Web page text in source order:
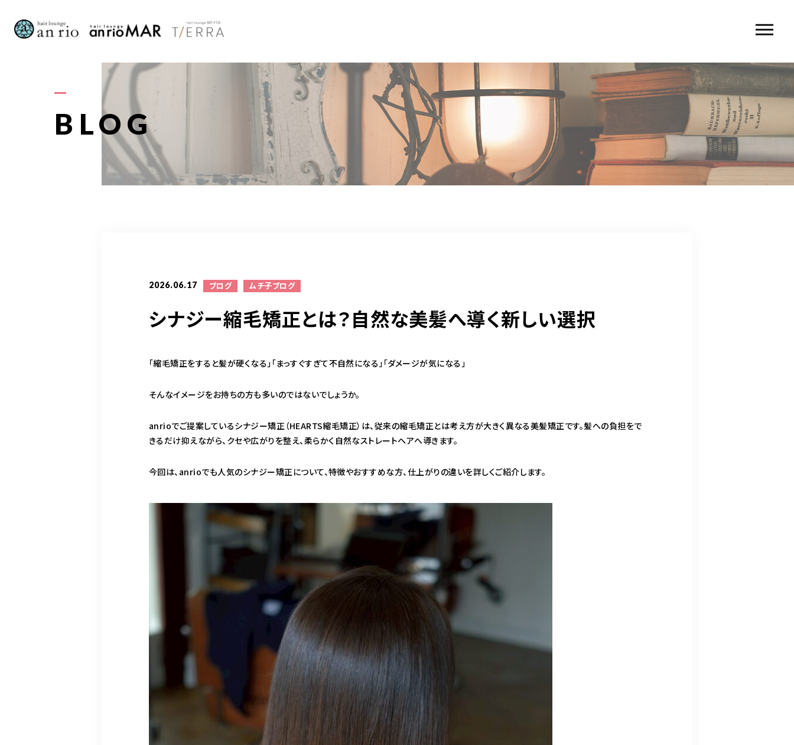
BLOG
2026.06.17 ブログ ムチ子ブログ
シナジー縮毛矯正とは？自然な美髪へ導く新しい選択
「縮毛矯正をすると髪が硬くなる」「まっすぐすぎて不自然になる」「ダメージが気になる」
そんなイメージをお持ちの方も多いのではないでしょうか。
anrioでご提案しているシナジー矯正（HEARTS縮毛矯正）は、従来の縮毛矯正とは考え方が大きく異なる美髪矯正です。髪への負担をで
きるだけ抑えながら、クセや広がりを整え、柔らかく自然なストレートヘアへ導きます。
今回は、anrioでも人気のシナジー矯正について、特徴やおすすめな方、仕上がりの違いを詳しくご紹介します。
ABOUT US
MENU
STYLE
STAFF〈an rio〉
STAFF〈anrio MAR〉
STAFF〈anrio TIERRA〉
098-943-5969
098-917-5366
098-917-5366